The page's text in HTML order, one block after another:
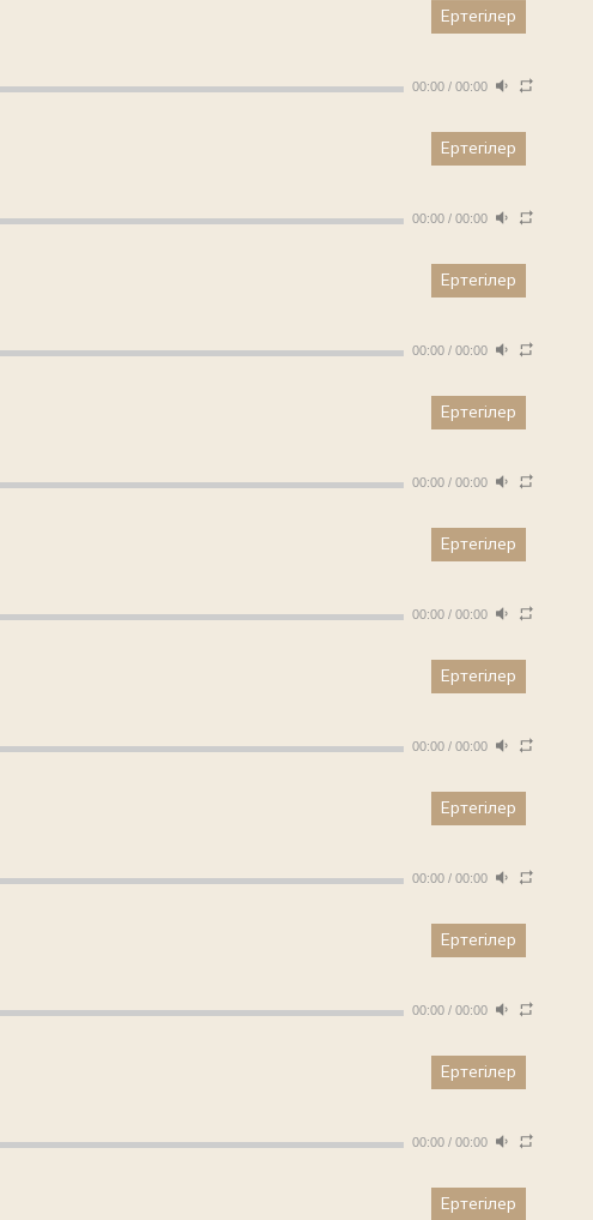
00:00 / 00:00
Ертегілер
00:00 / 00:00
Ертегілер
00:00 / 00:00
Ертегілер
00:00 / 00:00
Ертегілер
00:00 / 00:00
Ертегілер
00:00 / 00:00
Ертегілер
00:00 / 00:00
Ертегілер
00:00 / 00:00
Ертегілер
00:00 / 00:00
Ертегілер
Ертегілер